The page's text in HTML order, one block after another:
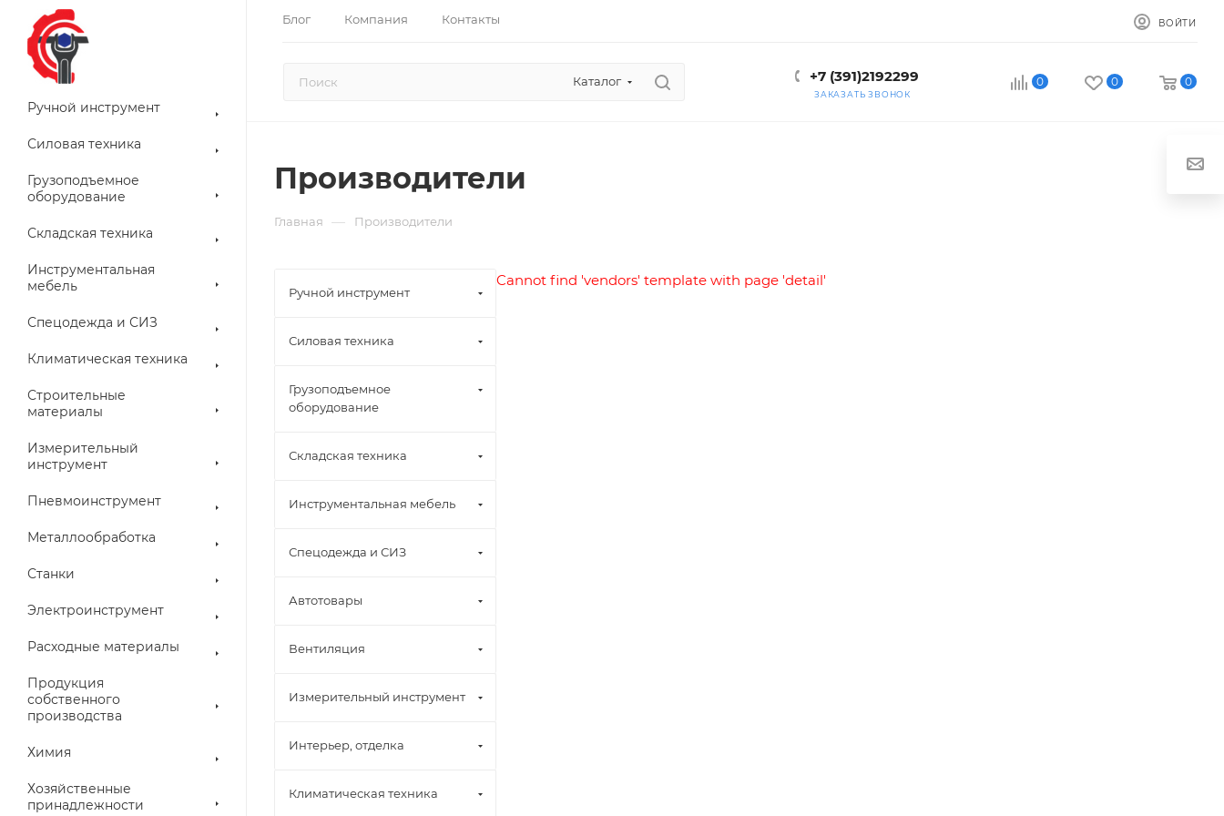
Блог Компания Контакты ВОЙТИ
Каталог +7 (391)2192299
ЗАКАЗАТЬ ЗВОНОК
0 0 0
Ручной инструмент
Силовая техника
Грузоподъемное
оборудование
Складская техника
Инструментальная
мебель
Спецодежда и СИЗ
Климатическая техника
Строительные
материалы
Измерительный
инструмент
Пневмоинструмент
Металлообработка
Станки
Электроинструмент
Расходные материалы
Продукция
собственного
производства
Химия
Хозяйственные
принадлежности
Производители
Главная — Производители
Cannot find 'vendors' template with page 'detail'
Ручной инструмент
Силовая техника
Грузоподъемное
оборудование
Складская техника
Инструментальная мебель
Спецодежда и СИЗ
Автотовары
Вентиляция
Измерительный инструмент
Интерьер, отделка
Климатическая техника